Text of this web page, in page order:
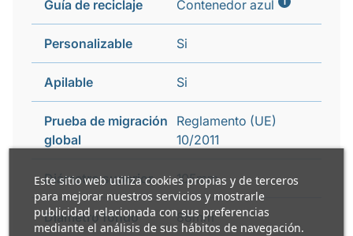
Este sitio web utiliza cookies propias y de terceros
para mejorar nuestros servicios y mostrarle
publicidad relacionada con sus preferencias
mediante el análisis de sus hábitos de navegación.
Guía de reciclaje Contenedor azul
Personalizable Si
Apilable Si
Prueba de migración
global
Reglamento (UE)
10/2011
Diámetro superior 105mm
Diámetro fondo 88mm